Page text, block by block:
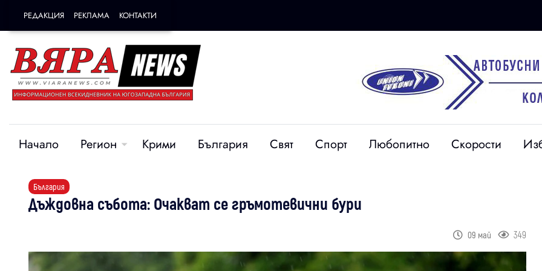
РЕДАКЦИЯ РЕКЛАМА КОНТАКТИ
Начало Регион Крими България Свят Спорт Любопитно Скорости
България
Дъждовна събота: Очакват се гръмотевични бури
09 май 349